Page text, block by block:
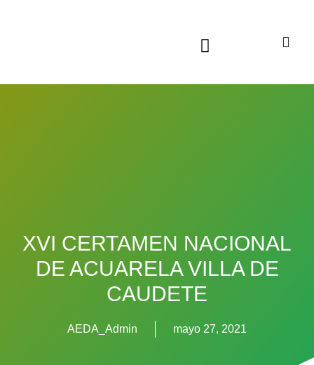
XVI CERTAMEN NACIONAL
DE ACUARELA VILLA DE
CAUDETE
AEDA_Admin mayo 27, 2021